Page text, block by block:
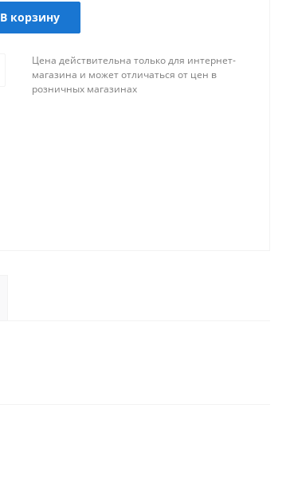
В корзину
Цена действительна только для интернет-
магазина и может отличаться от цен в
розничных магазинах